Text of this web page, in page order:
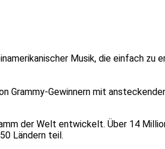
Musik, die einfach zu
Grammy-Gewinnern mit
der Welt entwickelt. Über 14
Ländern teil.